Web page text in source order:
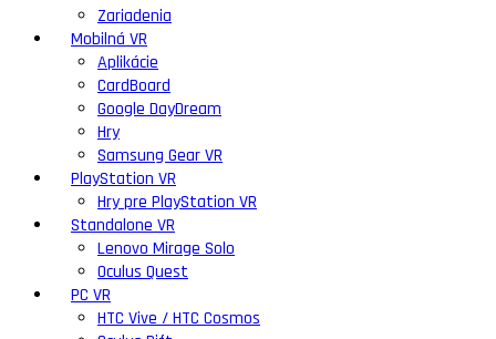
Zariadenia
Mobilná VR
Aplikácie
CardBoard
Google DayDream
Hry
Samsung Gear VR
PlayStation VR
Hry pre PlayStation VR
Standalone VR
Lenovo Mirage Solo
Oculus Quest
PC VR
HTC Vive / HTC Cosmos